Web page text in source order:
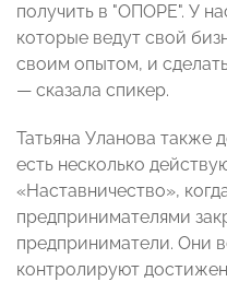
получить в "ОПОРЕ". У
которые ведут свой
своим опытом, и
— сказала спикер.
Татьяна Уланова
есть несколько
«Наставничество»,
предпринимателями
предприниматели. Они
контролируют